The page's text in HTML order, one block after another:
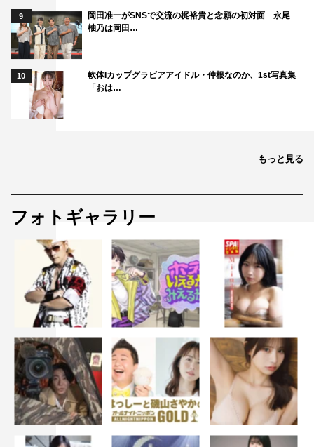
9
岡田准一がSNSで交流の梶裕貴と念願の初対面 永尾
柚乃は岡田…
10
軟体Iカップグラビアアイドル・仲根なのか、1st写真集
「おは…
もっと見る
フォトギャラリー